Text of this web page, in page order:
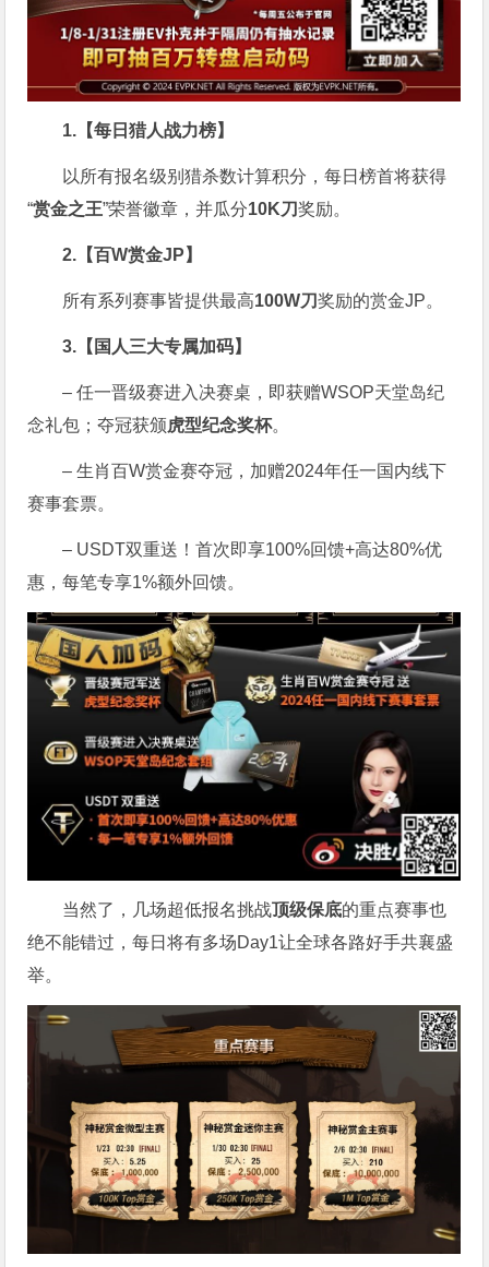
1.【每日猎人战力榜】
以所有报名级别猎杀数计算积分，每日榜首将获得
“赏金之王”荣誉徽章，并瓜分10K刀奖励。
2.【百W赏金JP】
所有系列赛事皆提供最高100W刀奖励的赏金JP。
3.【国人三大专属加码】
– 任一晋级赛进入决赛桌，即获赠WSOP天堂岛纪
念礼包；夺冠获颁虎型纪念奖杯。
– 生肖百W赏金赛夺冠，加赠2024年任一国内线下
赛事套票。
– USDT双重送！首次即享100%回馈+高达80%优
惠，每笔专享1%额外回馈。
当然了，几场超低报名挑战顶级保底的重点赛事也
绝不能错过，每日将有多场Day1让全球各路好手共襄盛
举。